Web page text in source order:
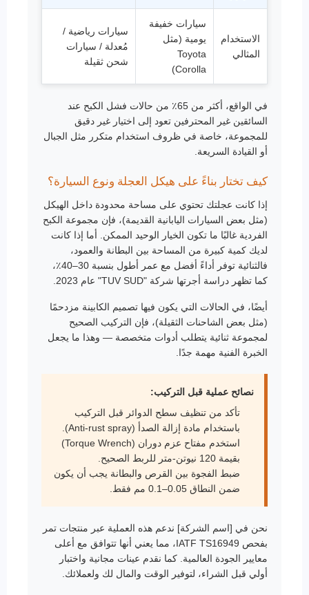
الاستخدام
المثالي
سيارات خفيفة
يومية (مثل
Toyota
Corolla)
سيارات رياضية /
مُعدلة / سيارات
شحن ثقيلة
في الواقع، أكثر من 65٪ من حالات فشل الكبح عند
السائقين غير المحترفين تعود إلى اختيار غير دقيق
للمجموعة، خاصة في ظروف استخدام متكرر مثل الجبال
أو القيادة السريعة.
كيف تختار بناءً على هيكل العجلة ونوع السيارة؟
إذا كانت عجلتك تحتوي على مساحة محدودة داخل الهيكل
(مثل بعض السيارات اليابانية القديمة)، فإن مجموعة الكبح
الفردية غالبًا ما تكون الخيار الوحيد الممكن. أما إذا كانت
لديك كمية كبيرة من المساحة بين البطانة والعمود،
فالثنائية توفر أداءً أفضل مع عمر أطول بنسبة 30–40٪،
كما تظهر دراسة أجرتها شركة "TUV SUD" عام 2023.
أيضًا، في الحالات التي يكون فيها تصميم الكابينة مزدحمًا
(مثل بعض الشاحنات الثقيلة)، فإن التركيب الصحيح
لمجموعة ثنائية يتطلب أدوات متخصصة — وهذا ما يجعل
الخبرة الفنية مهمة جدًا.
نصائح عملية قبل التركيب:
تأكد من تنظيف سطح الدوائر قبل التركيب
باستخدام مادة إزالة الصدأ (Anti-rust spray).
استخدم مفتاح عزم دوران (Torque Wrench)
بقيمة 120 نيوتن-متر للربط الصحيح.
ضبط الفجوة بين القرص والبطانة يجب أن يكون
ضمن النطاق 0.05–0.1 مم فقط.
نحن في [اسم الشركة] ندعم هذه العملية عبر منتجات تمر
بفحص IATF TS16949، مما يعني أنها تتوافق مع أعلى
معايير الجودة العالمية. كما نقدم عينات مجانية واختبار
أولي قبل الشراء، لتوفير الوقت والمال لك ولعملائك.